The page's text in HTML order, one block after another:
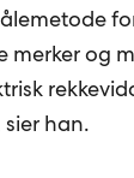
merker og
han.